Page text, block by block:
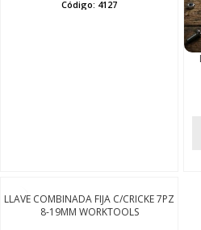
Código: 4127
LLAVE COMBINADA FIJA C/CRICKE 7PZ
8-19MM WORKTOOLS
SEGUÍ